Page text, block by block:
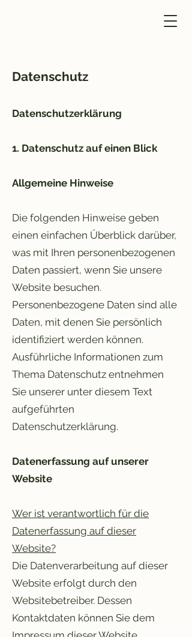
Datenschutz
Datenschutzerklärung
1. Datenschutz auf einen Blick
Allgemeine Hinweise
Die folgenden Hinweise geben
einen einfachen Überblick darüber,
was mit Ihren personenbezogenen
Daten passiert, wenn Sie unsere
Website besuchen.
Personenbezogene Daten sind alle
Daten, mit denen Sie persönlich
identifiziert werden können.
Ausführliche Informationen zum
Thema Datenschutz entnehmen
Sie unserer unter diesem Text
aufgeführten
Datenschutzerklärung.
Datenerfassung auf unserer
Website
Wer ist verantwortlich für die
Datenerfassung auf dieser
Website?
Die Datenverarbeitung auf dieser
Website erfolgt durch den
Websitebetreiber. Dessen
Kontaktdaten können Sie dem